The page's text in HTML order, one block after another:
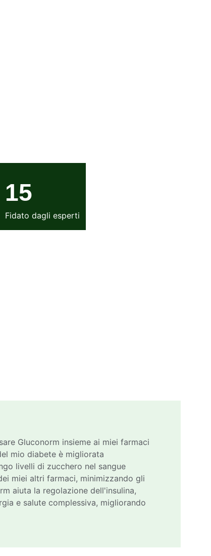
15
Fidato dagli esperti
Gluconorm insieme ai miei farmaci
mio diabete è migliorata
livelli di zucchero nel sangue
miei altri farmaci, minimizzando gli
aiuta la regolazione dell'insulina,
e salute complessiva, migliorando